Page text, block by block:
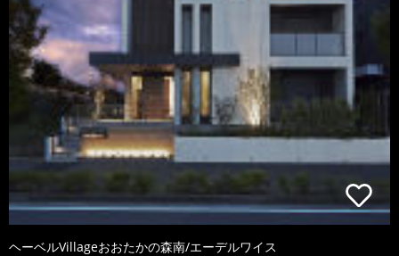
ヘーベルVillageおおたかの森南/エーデルワイス